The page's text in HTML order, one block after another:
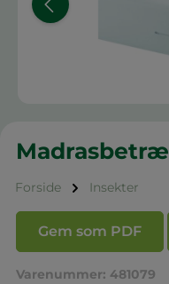
Forside Insekter
Gem som PDF
Varenummer: 481079